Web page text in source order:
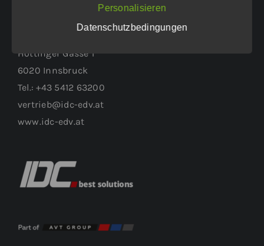
WEITERER STANDORT:
Höttinger Gasse 1
6020 Innsbruck
Tel.: +43 5412 63200
vertrieb@idc-edv.at
www.idc-edv.at
Personalisieren
Datenschutzbedingungen